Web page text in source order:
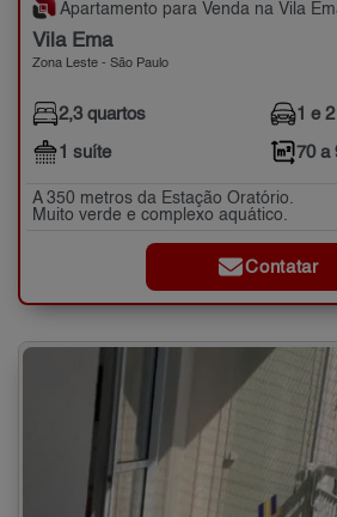
Apartamento para Venda na Vila Ema
Vila Ema
Zona Leste - São Paulo
2,3 quartos
1 suíte
1 e
70 a
A 350 metros da Estação Oratório.
Muito verde e complexo aquático.
Contatar